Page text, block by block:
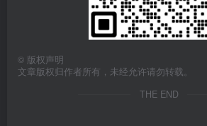
© 版权声明
文章版权归作者所有，未经允许请勿转载。
THE END